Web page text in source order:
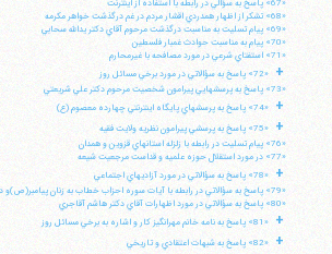
«67» پاسخ به سؤالي در رابطه با استفاده از اينترنت
«68» تشكر از اظهار همدردي اقشار مردم در غم درگذشت خواهر مكرمه
«69» پيام تسليت به مناسبت درگذشت مرحوم آقاي دكتر يدالله سحابي
«70» پيام به مناسبت حوادث غمبار فلسطين
«71» استفتاي شرعي در مورد مصافحه با غيرمحارم
+
«72» پاسخ به سؤالاتي در مورد برخي مسائل روز
«73» پاسخ به پرسشهايي پيرامون شخصيت مرحوم دكتر علي شريعتي
+ «74» پاسخ به پرسشهاي پايگاه اينترنتي چهارده معصوم (ع)
+
«75» پاسخ به پرسشي پيرامون نظريه ولايت فقيه
«76» پيام تسليت در رابطه با زلزله استانهاي قزوين و همدان
«77» در مورد استقلال حوزه علميه و قداست مرجعيت شيعه
+
«78» پاسخ به سؤالاتي در مورد آزاديهاي اجتماعي
«79» پاسخ به سؤالاتي در رابطه با آيات سوره احزاب خطاب به زنان پيامبر(ص)و در مورد اهل كتاب
«80» پاسخ به سؤالاتي در مورد اظهارات آقاي دكتر هاشم آقاجري
+ «81» پاسخ به نامه خانم مهرانگيز كار و اشاره به برخي مسائل روز
+
«82» پاسخ به شبهات اعتقادي و تاريخي